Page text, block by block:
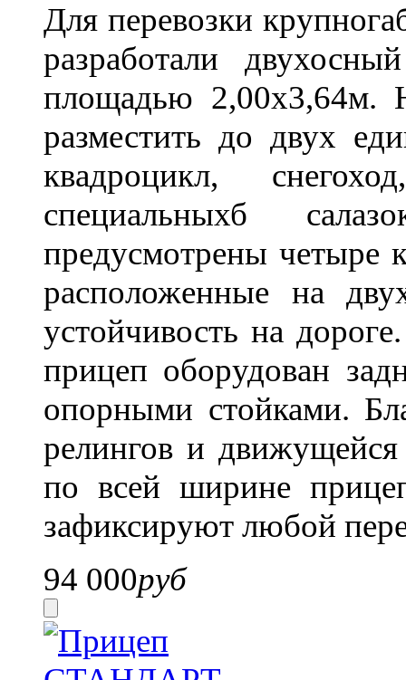
Для перевозки
разработали
площадью 2,00х3,64м.
разместить до двух
квадроцикл,
специальныхб
предусмотрены четыре
расположенные на
устойчивость на
прицеп оборудован
опорными стойками.
релингов и
по всей ширине
зафиксируют любой
94 000руб